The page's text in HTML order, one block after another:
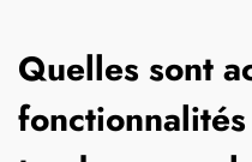
Quelles sont